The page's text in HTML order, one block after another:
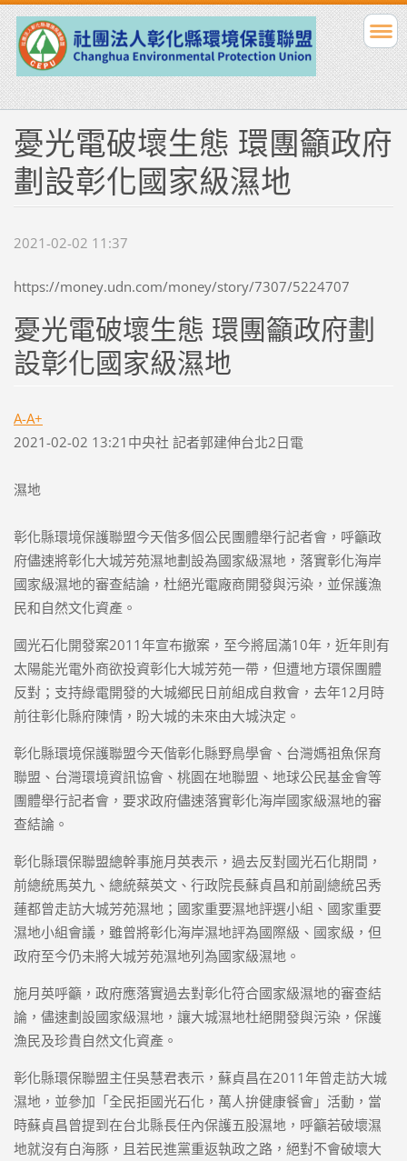
憂光電破壞生態 環團籲政府
劃設彰化國家級濕地
2021-02-02 11:37
https://money.udn.com/money/story/7307/5224707
憂光電破壞生態 環團籲政府劃
設彰化國家級濕地
A-A+
2021-02-02 13:21中央社 記者郭建伸台北2日電
濕地
彰化縣環境保護聯盟今天偕多個公民團體舉行記者會，呼籲政
府儘速將彰化大城芳苑濕地劃設為國家級濕地，落實彰化海岸
國家級濕地的審查結論，杜絕光電廠商開發與污染，並保護漁
民和自然文化資產。
國光石化開發案2011年宣布撤案，至今將屆滿10年，近年則有
太陽能光電外商欲投資彰化大城芳苑一帶，但遭地方環保團體
反對；支持綠電開發的大城鄉民日前組成自救會，去年12月時
前往彰化縣府陳情，盼大城的未來由大城決定。
彰化縣環境保護聯盟今天偕彰化縣野鳥學會、台灣媽祖魚保育
聯盟、台灣環境資訊協會、桃園在地聯盟、地球公民基金會等
團體舉行記者會，要求政府儘速落實彰化海岸國家級濕地的審
查結論。
彰化縣環保聯盟總幹事施月英表示，過去反對國光石化期間，
前總統馬英九、總統蔡英文、行政院長蘇貞昌和前副總統呂秀
蓮都曾走訪大城芳苑濕地；國家重要濕地評選小組、國家重要
濕地小組會議，雖曾將彰化海岸濕地評為國際級、國家級，但
政府至今仍未將大城芳苑濕地列為國家級濕地。
施月英呼籲，政府應落實過去對彰化符合國家級濕地的審查結
論，儘速劃設國家級濕地，讓大城濕地杜絕開發與污染，保護
漁民及珍貴自然文化資產。
彰化縣環保聯盟主任吳慧君表示，蘇貞昌在2011年曾走訪大城
濕地，並參加「全民拒國光石化，萬人拚健康餐會」活動，當
時蘇貞昌曾提到在台北縣長任內保護五股濕地，呼籲若破壞濕
地就沒有白海豚，且若民進黨重返執政之路，絕對不會破壞大